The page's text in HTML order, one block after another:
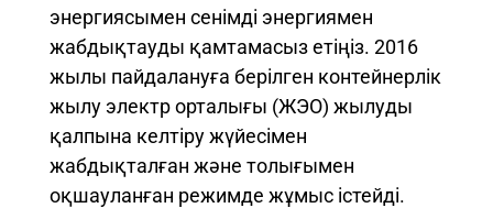
энергиясымен сенімді энергиямен
жабдықтауды қамтамасыз етіңіз. 2016
жылы пайдалануға берілген контейнерлік
жылу электр орталығы (ЖЭО) жылуды
қалпына келтіру жүйесімен
жабдықталған және толығымен
оқшауланған режимде жұмыс істейді.